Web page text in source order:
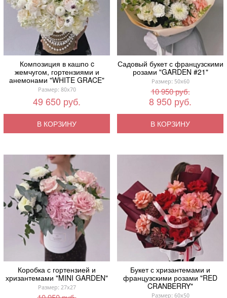
Композиция в кашпо c
жемчугом, гортензиями и
анемонами "WHITE GRACE"
Размер: 80x70
49 650 руб.
В КОРЗИНУ
Садовый букет с французскими
розами "GARDEN #21"
Размер: 50x60
10 950 руб.
8 950 руб.
В КОРЗИНУ
Коробка с гортензией и
хризантемами "MINI GARDEN"
Размер: 27x27
Букет с хризантемами и
французскими розами "RED
CRANBERRY"
Размер: 60x50